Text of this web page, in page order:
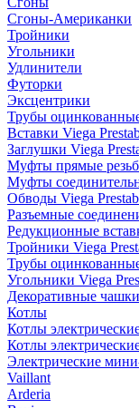
Сгоны-Американки
Тройники
Угольники
Удлинители
Футорки
Эксцентрики
Трубы
Вставки Viega
Заглушки Viega
Муфты прямые
Муфты
Обводы Viega
Разъемные
Редукционные
Тройники Viega
Трубы
Угольники Viega
Декоративные
Котлы
Котлы
Котлы
Электрические
Vaillant
Arderia